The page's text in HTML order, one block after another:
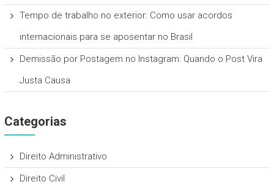
Tempo de trabalho no exterior: Como usar acordos
internacionais para se aposentar no Brasil
Demissão por Postagem no Instagram: Quando o Post Vira
Justa Causa
Categorias
Direito Administrativo
Direito Civil